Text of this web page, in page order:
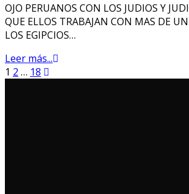
OJO PERUANOS CON LOS JUDIOS Y
QUE ELLOS TRABAJAN CON MAS DE
LOS EGIPCIOS…
Leer más...
Paginación
Página
1 Página
2 … Página
18